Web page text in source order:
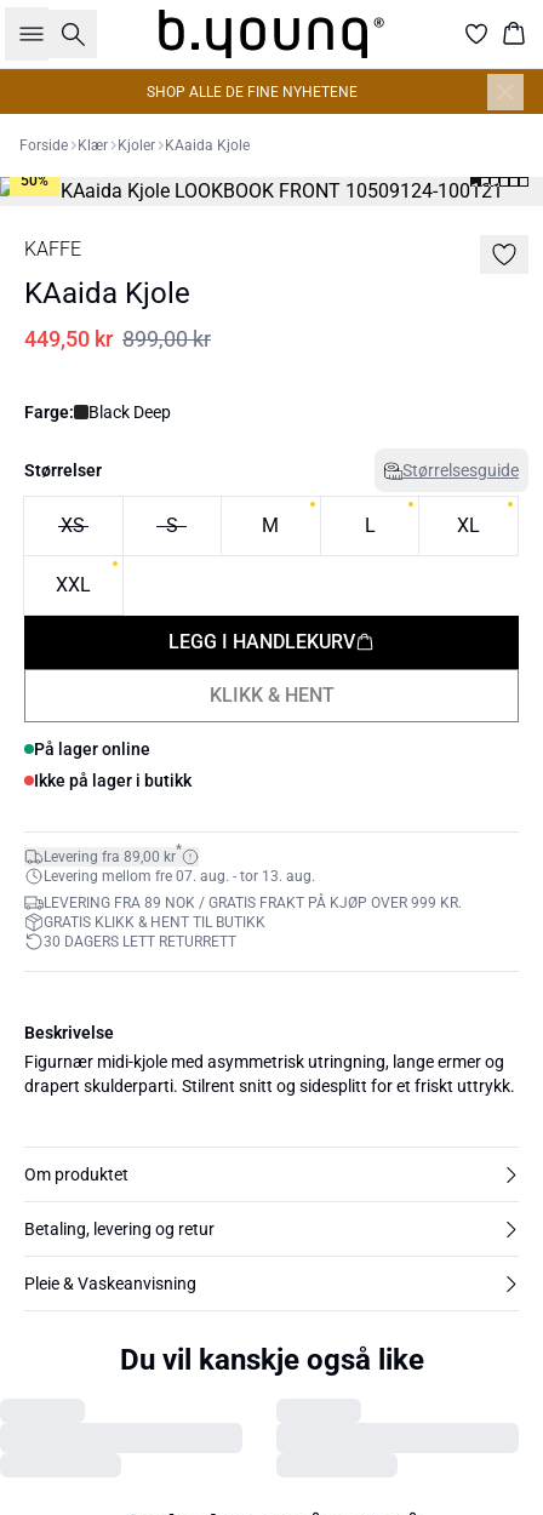
Søk
SHOP ALLE DE FINE NYHETENE
Forside Klær Kjoler KAaida Kjole
50%
KAFFE
KAaida Kjole
449,50 kr 899,00 kr
Farge: Black Deep
Størrelser Størrelsesguide
XS S M L XL
XXL
KLIKK & HENT
LEGG I HANDLEKURV
På lager online
Ikke på lager i butikk
Levering fra 89,00 kr*
Levering mellom fre 07. aug. - tor 13. aug.
LEVERING FRA 89 NOK / GRATIS FRAKT PÅ KJØP OVER 999 KR.
GRATIS KLIKK & HENT TIL BUTIKK
30 DAGERS LETT RETURRETT
Beskrivelse
Figurnær midi-kjole med asymmetrisk utringning, lange ermer og
drapert skulderparti. Stilrent snitt og sidesplitt for et friskt uttrykk.
Om produktet
Betaling, levering og retur
Pleie & Vaskeanvisning
Du vil kanskje også like